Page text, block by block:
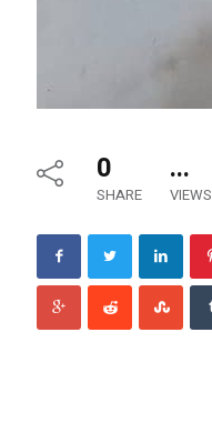
0
SHARE
...
VIEWS